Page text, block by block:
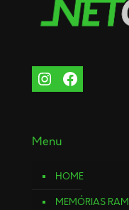
Menu
HOME
MEMÓRIAS RAM